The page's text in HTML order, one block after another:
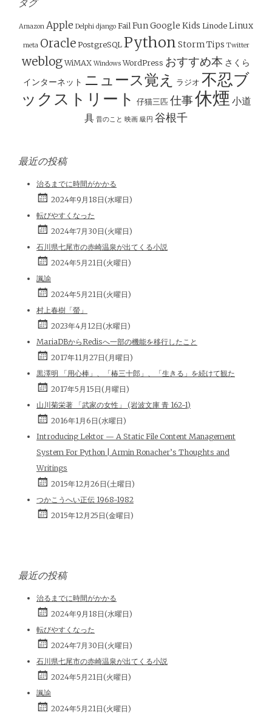
シ
ョ
ン
Amazon Apple Delphi django Fail FunGoogle Kids Linode Linux
meta Oracle PostgreSQL Python StormTips Twitter
weblog WiMAX Windows WordPress おすすめ本 さくら
インターネット ニュース覚え ラジオ 不忍ブ
ックストリート
仔猫三匹 仕事休煙 小道
具 昔のこと 映画 級円 谷根千
最近の投稿
治るまでに時間がかかる
2024年9月18日(水曜日)
転びやすくなった
2024年7月30日(火曜日)
石川県七尾市の赤崎温泉が出てくる小説
2024年5月21日(火曜日)
諷諭
2024年5月21日(火曜日)
村上春樹「螢」
2023年4月12日(水曜日)
MariaDBからRedisへ一部の機能を移行したこと
2017年11月27日(月曜日)
黒澤明 「用心棒」、「椿三十郎」、「生きる」を続けて観た
2017年5月15日(月曜日)
山川菊栄著 「武家の女性」 (岩波文庫 青 162-1)
2016年1月6日(水曜日)
Introducing Lektor — A Static File Content Management
System For Python | Armin Ronacher’s Thoughts and
Writings
2015年12月26日(土曜日)
つかこうへい正伝 1968-1982
2015年12月25日(金曜日)
最近の投稿
治るまでに時間がかかる
2024年9月18日(水曜日)
転びやすくなった
2024年7月30日(火曜日)
石川県七尾市の赤崎温泉が出てくる小説
2024年5月21日(火曜日)
諷諭
2024年5月21日(火曜日)